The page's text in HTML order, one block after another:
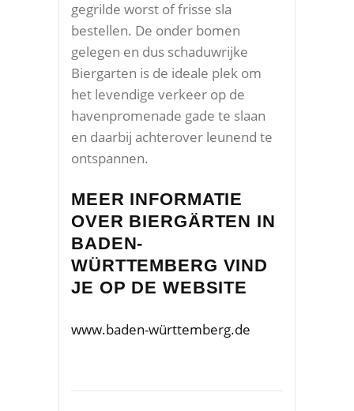
gegrilde worst of frisse sla
bestellen. De onder bomen
gelegen en dus schaduwrijke
Biergarten is de ideale plek om
het levendige verkeer op de
havenpromenade gade te slaan
en daarbij achterover leunend te
ontspannen.
MEER INFORMATIE
OVER BIERGÄRTEN IN
BADEN-
WÜRTTEMBERG VIND
JE OP DE WEBSITE
www.baden-württemberg.de